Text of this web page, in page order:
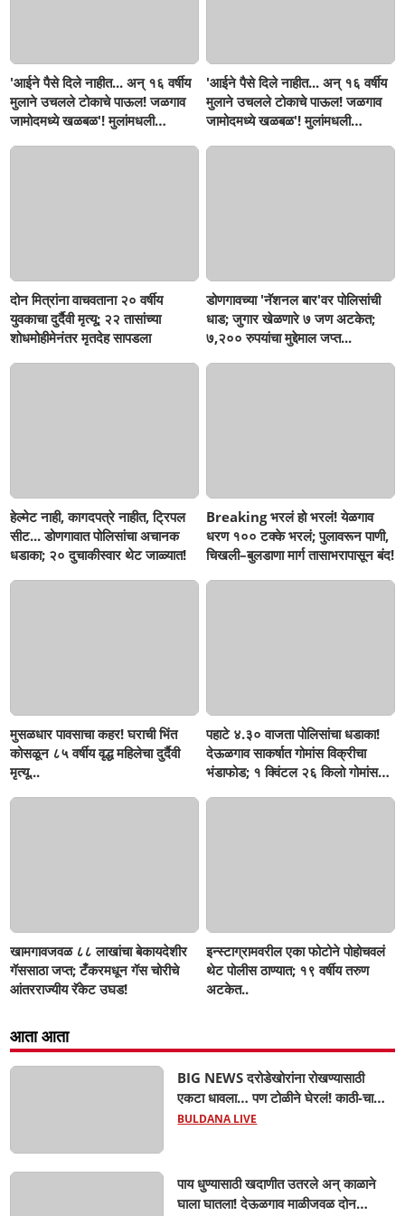
'आईने पैसे दिले नाहीत... अन् १६ वर्षीय
मुलाने उचलले टोकाचे पाऊल! जळगाव
जामोदमध्ये खळबळ'! मुलांमधली
'आईने पैसे दिले नाहीत... अन् १६ वर्षीय
मुलाने उचलले टोकाचे पाऊल! जळगाव
जामोदमध्ये खळबळ'! मुलांमधली
दोन मित्रांना वाचवताना २० वर्षीय
युवकाचा दुर्दैवी मृत्यू; २२ तासांच्या
शोधमोहीमेनंतर मृतदेह सापडला
डोणगावच्या 'नॅशनल बार'वर पोलिसांची
धाड; जुगार खेळणारे ७ जण अटकेत;
७,२०० रुपयांचा मुद्देमाल जप्त...
हेल्मेट नाही, कागदपत्रे नाहीत, ट्रिपल
सीट... डोणगावात पोलिसांचा अचानक
धडाका; २० दुचाकीस्वार थेट जाळ्यात!
Breaking भरलं हो भरलं! येळगाव
धरण १०० टक्के भरलं; पुलावरून पाणी,
चिखली–बुलडाणा मार्ग तासाभरापासून बंद!
मुसळधार पावसाचा कहर! घराची भिंत
कोसळून ८५ वर्षीय वृद्ध महिलेचा दुर्दैवी
मृत्यू...
पहाटे ४.३० वाजता पोलिसांचा धडाका!
देऊळगाव साकर्षात गोमांस विक्रीचा
भंडाफोड; १ क्विंटल २६ किलो गोमांस
खामगावजवळ ८८ लाखांचा बेकायदेशीर
गॅससाठा जप्त; टँकरमधून गॅस चोरीचे
आंतरराज्यीय रॅकेट उघड!
इन्स्टाग्रामवरील एका फोटोने पोहोचवलं
थेट पोलीस ठाण्यात; १९ वर्षीय तरुण
अटकेत..
आता आता
BIG NEWS दरोडेखोरांना रोखण्यासाठी
एकटा धावला… पण टोळीने घेरलं! काठी-चाकूचे
सपासप वार; ५२ वर्षीय शेतकऱ्याचा दुर्दैवी अंत!
BULDANA LIVE
पाय धुण्यासाठी खदाणीत उतरले अन् काळाने
घाला घातला! देऊळगाव माळीजवळ दोन